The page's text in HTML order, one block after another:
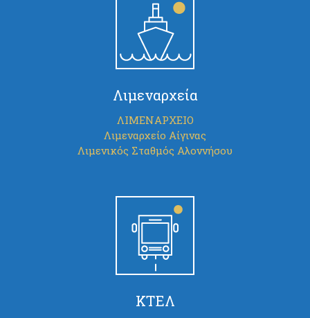
Λιμεναρχεία
ΛΙΜΕΝΑΡΧΕΙΟ
Λιμεναρχείο Αίγινας
Λιμενικός Σταθμός Αλοννήσου
ΚΤΕΛ